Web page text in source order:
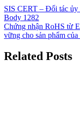
SIS CERT – Đối tác
Body 1282
Chứng nhận RoHS từ
vững cho sản phẩm của
Related Posts